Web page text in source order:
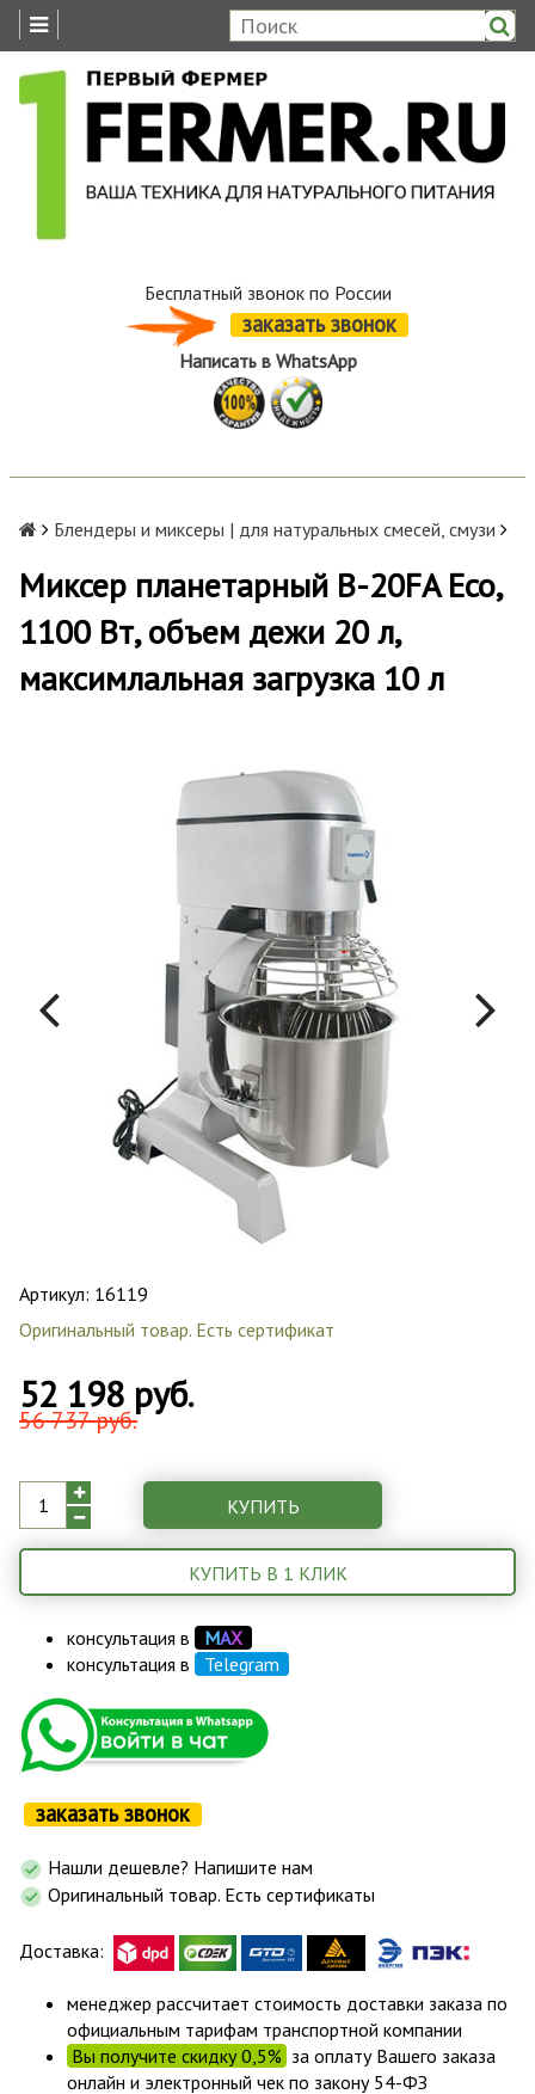
Бесплатный звонок по России
заказать звонок
Написать в WhatsApp
Блендеры и миксеры | для натуральных смесей, смузи
Миксер планетарный B-20FA Eco,
1100 Вт, объем дежи 20 л,
максимлальная загрузка 10 л
Артикул: 16119
Оригинальный товар. Есть сертификат
52 198 руб.
56 737 руб.
КУПИТЬ
КУПИТЬ В 1 КЛИК
консультация в МАХ
консультация в Telegram
заказать звонок
Нашли дешевле? Напишите нам
Оригинальный товар. Есть сертификаты
Доставка:
менеджер рассчитает стоимость доставки заказа по
официальным тарифам транспортной компании
Вы получите скидку 0,5% за оплату Вашего заказа
онлайн и электронный чек по закону 54-ФЗ